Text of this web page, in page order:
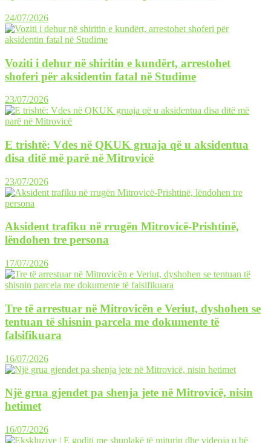
24/07/2026
Voziti i dehur në shiritin e kundërt, arrestohet
shoferi për aksidentin fatal në Studime
23/07/2026
E trishtë: Vdes në QKUK gruaja që u aksidentua
disa ditë më parë në Mitrovicë
23/07/2026
Aksident trafiku në rrugën Mitrovicë-Prishtinë,
lëndohen tre persona
17/07/2026
Tre të arrestuar në Mitrovicën e Veriut, dyshohen se
tentuan të shisnin parcela me dokumente të
falsifikuara
16/07/2026
Një grua gjendet pa shenja jete në Mitrovicë, nisin
hetimet
16/07/2026